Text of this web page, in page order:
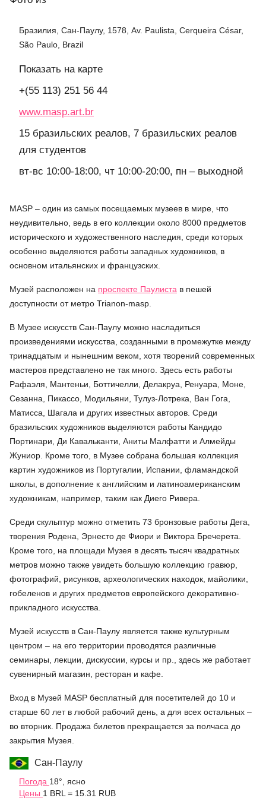
Бразилия, Сан-Паулу, 1578, Av. Paulista, Cerqueira César,
São Paulo, Brazil
Показать на карте
+(55 113) 251 56 44
www.masp.art.br
15 бразильских реалов, 7 бразильских реалов
для студентов
вт-вс 10:00-18:00, чт 10:00-20:00, пн – выходной
MASP – один из самых посещаемых музеев в мире, что
неудивительно, ведь в его коллекции около 8000 предметов
исторического и художественного наследия, среди которых
особенно выделяются работы западных художников, в
основном итальянских и французских.
Музей расположен на проспекте Паулиста в пешей
доступности от метро Trianon-masp.
В Музее искусств Сан-Паулу можно насладиться
произведениями искусства, созданными в промежутке между
тринадцатым и нынешним веком, хотя творений современных
мастеров представлено не так много. Здесь есть работы
Рафаэля, Мантеньи, Боттичелли, Делакруа, Ренуара, Моне,
Сезанна, Пикассо, Модильяни, Тулуз-Лотрека, Ван Гога,
Матисса, Шагала и других известных авторов. Среди
бразильских художников выделяются работы Кандидо
Портинари, Ди Кавальканти, Аниты Малфатти и Алмейды
Жуниор. Кроме того, в Музее собрана большая коллекция
картин художников из Португалии, Испании, фламандской
школы, в дополнение к английским и латиноамериканским
художникам, например, таким как Диего Ривера.
Среди скульптур можно отметить 73 бронзовые работы Дега,
творения Родена, Эрнесто де Фиори и Виктора Бречерета.
Кроме того, на площади Музея в десять тысяч квадратных
метров можно также увидеть большую коллекцию гравюр,
фотографий, рисунков, археологических находок, майолики,
гобеленов и других предметов европейского декоративно-
прикладного искусства.
Музей искусств в Сан-Паулу является также культурным
центром – на его территории проводятся различные
семинары, лекции, дискуссии, курсы и пр., здесь же работает
сувенирный магазин, ресторан и кафе.
Вход в Музей MASP бесплатный для посетителей до 10 и
старше 60 лет в любой рабочий день, а для всех остальных –
во вторник. Продажа билетов прекращается за полчаса до
закрытия Музея.
Сан-Паулу
Погода 18°, ясно
Цены 1 BRL = 15.31 RUB